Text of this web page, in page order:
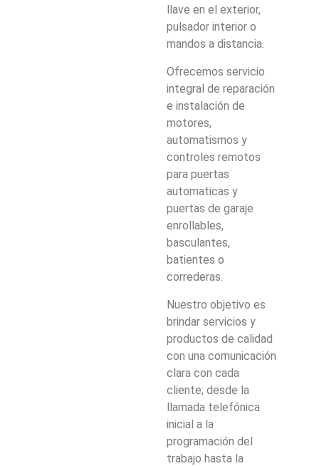
llave en el exterior,
pulsador interior o
mandos a distancia.
Ofrecemos servicio
integral de reparación
e instalación de
motores,
automatismos y
controles remotos
para puertas
automaticas y
puertas de garaje
enrollables,
basculantes,
batientes o
correderas.
Nuestro objetivo es
brindar servicios y
productos de calidad
con una comunicación
clara con cada
cliente; desde la
llamada telefónica
inicial a la
programación del
trabajo hasta la